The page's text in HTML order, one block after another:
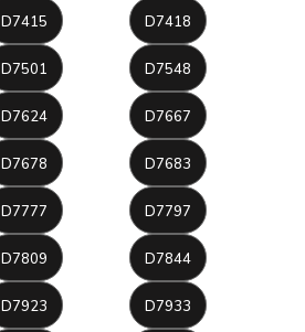
D7415 D7418
D7501 D7548
D7624 D7667
D7678 D7683
D7777 D7797
D7809 D7844
D7923 D7933